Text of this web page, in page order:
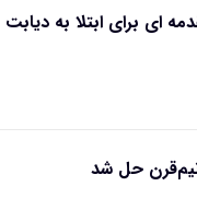
نیم‌قرن حل شد